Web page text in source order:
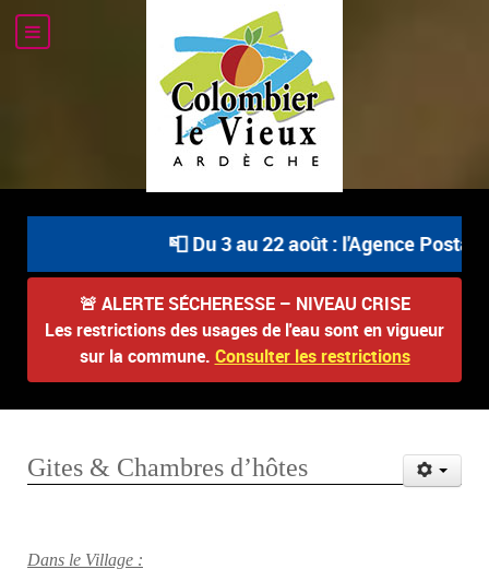
📮 Du 3 au 22 août : l'Agence
🚨 ALERTE SÉCHERESSE – NIVEAU CRISE
Les restrictions des usages de l'eau sont en vigueur
sur la commune. Consulter les restrictions
Gites & Chambres d’hôtes
Dans le Village :